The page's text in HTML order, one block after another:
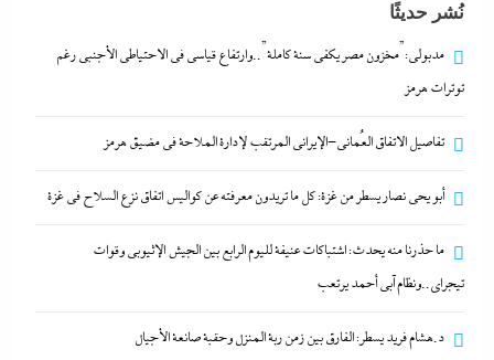
الجيش الإثيوبي وقوات تيجراي..ونظام آبي أحمد يرتعب
6 أغسطس، 2026
في الاحتياطي الأجنبي رغم توترات هرمز
تفاصيل الاتفاق العُماني-الإيراني المرتقب لإدارة الملاحة
في مضيق هرمز
نُشر حديثًا
مدبولي:”مخزون مصر يكفي سنة كاملة”..وارتفاع قياسي في الاحتياطي الأجنبي رغم
توترات هرمز
تفاصيل الاتفاق العُماني-الإيراني المرتقب لإدارة الملاحة في مضيق هرمز
أبو يحى نصار يسطر من غزة: كل ما تريدون معرفته عن كواليس اتفاق نزع السلاح في غزة
ما حذرنا منه يحدث: اشتباكات عنيفة لليوم الرابع بين الجيش الإثيوبي وقوات
تيجراي..ونظام آبي أحمد يرتعب
د.هشام فريد يسطر: الفارق بين زمن ربة المنزل وحقبة صانعة الأجيال